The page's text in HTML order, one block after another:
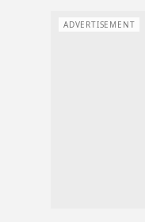
ADVERTISEMENT